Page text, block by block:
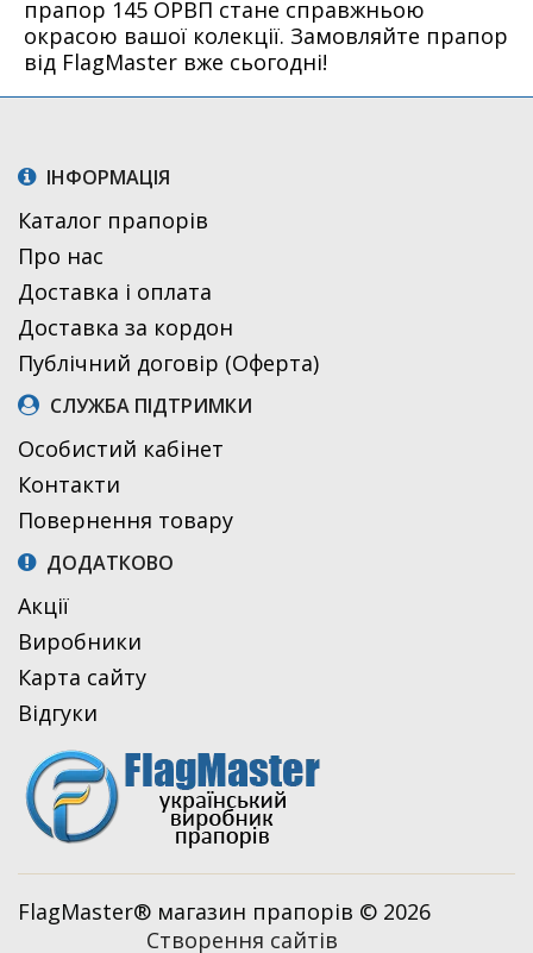
прапор 145 ОРВП стане справжньою
окрасою вашої колекції. Замовляйте прапор
від FlagMaster вже сьогодні!
ІНФОРМАЦІЯ
Каталог прапорів
Про нас
Доставка і оплата
Доставка за кордон
Публічний договір (Оферта)
СЛУЖБА ПІДТРИМКИ
Особистий кабінет
Контакти
Повернення товару
ДОДАТКОВО
Акції
Виробники
Карта сайту
Відгуки
FlagMaster® магазин прапорів © 2026
Створення сайтів